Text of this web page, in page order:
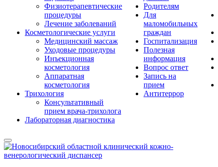
Физиотерапевтические
процедуры
Лечение заболеваний
Косметологические услуги
Медицинский массаж
Уходовые процедуры
Инъекционная
косметология
Аппаратная
косметология
Трихология
Консультативный
прием врача-трихолога
Лабораторная диагностика
Родителям
Для
маломобильных
граждан
Госпитализация
Полезная
информация
Вопрос ответ
Запись на
прием
Антитеррор